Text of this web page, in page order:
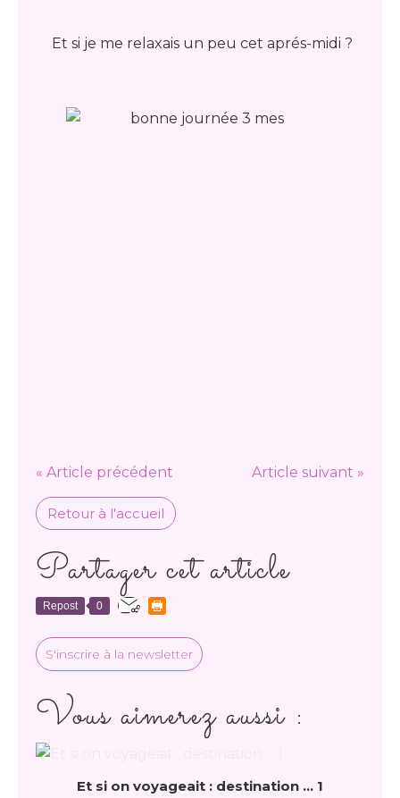
Et si je me relaxais un peu cet aprés-midi ?
« Article précédent Article suivant »
Retour à l'accueil
Partager cet article
Repost 0
S'inscrire à la newsletter
Vous aimerez aussi :
Et si on voyageait : destination ... 1